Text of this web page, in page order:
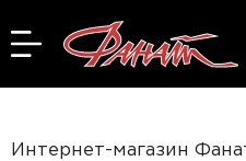
Интернет-магазин